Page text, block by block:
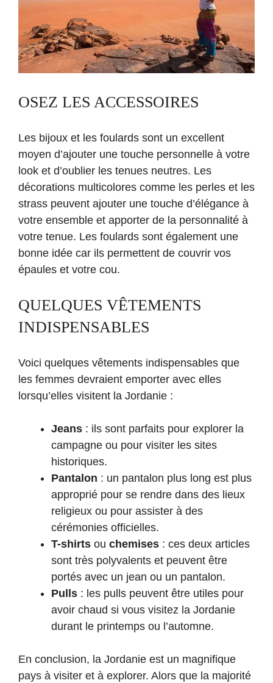
OSEZ LES ACCESSOIRES
Les bijoux et les foulards sont un excellent
moyen d’ajouter une touche personnelle à votre
look et d’oublier les tenues neutres. Les
décorations multicolores comme les perles et les
strass peuvent ajouter une touche d’élégance à
votre ensemble et apporter de la personnalité à
votre tenue. Les foulards sont également une
bonne idée car ils permettent de couvrir vos
épaules et votre cou.
QUELQUES VÊTEMENTS
INDISPENSABLES
Voici quelques vêtements indispensables que
les femmes devraient emporter avec elles
lorsqu’elles visitent la Jordanie :
Jeans : ils sont parfaits pour explorer la
campagne ou pour visiter les sites
historiques.
Pantalon : un pantalon plus long est plus
approprié pour se rendre dans des lieux
religieux ou pour assister à des
cérémonies officielles.
T-shirts ou chemises : ces deux articles
sont très polyvalents et peuvent être
portés avec un jean ou un pantalon.
Pulls : les pulls peuvent être utiles pour
avoir chaud si vous visitez la Jordanie
durant le printemps ou l’automne.
En conclusion, la Jordanie est un magnifique
pays à visiter et à explorer. Alors que la majorité